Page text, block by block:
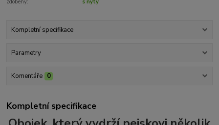
zdobený:
s nýty
Kompletní specifikace
Parametry
Komentáře 0
Kompletní specifikace